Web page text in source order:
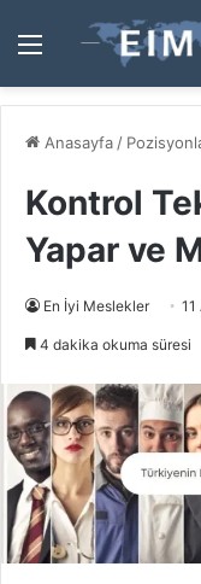
Menü
Anasayfa /
Kontrol
Yapar ve
En İyi Meslekler 11
4 dakika okuma süresi